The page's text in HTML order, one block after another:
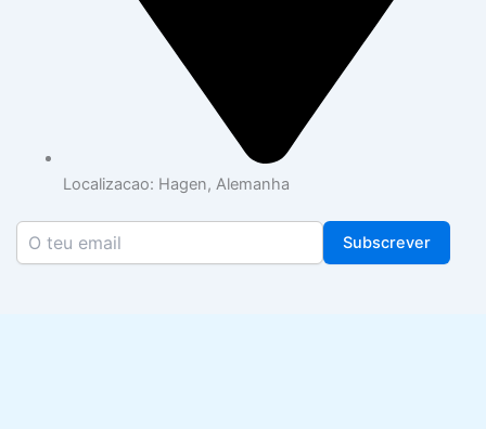
Localizacao: Hagen, Alemanha
Subscrever